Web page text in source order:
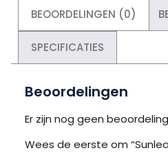
BEOORDELINGEN (0)
SPECIFICATIES
Beoordelingen
Er zijn nog geen
Wees de eerste om